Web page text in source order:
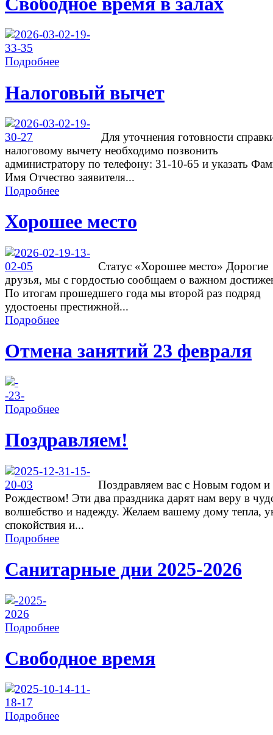
Подробнее
Налоговый вычет
Для уточнения готовности
налоговому вычету необходимо позвонить
администратору по телефону: 31-10-65 и указать
Имя Отчество заявителя...
Подробнее
Хорошее место
Cтатус «Хорошее место» Дорогие
друзья, мы с гордостью сообщаем о важном
По итогам прошедшего года мы второй раз подряд
удостоены престижной...
Подробнее
Отмена занятий 23 февраля
Подробнее
Поздравляем!
Поздравляем вас с Новым годом и
Рождеством! Эти два праздника дарят нам веру в
волшебство и надежду. Желаем вашему дому тепла,
спокойствия и...
Подробнее
Санитарные дни 2025-2026
Подробнее
Свободное время
Подробнее